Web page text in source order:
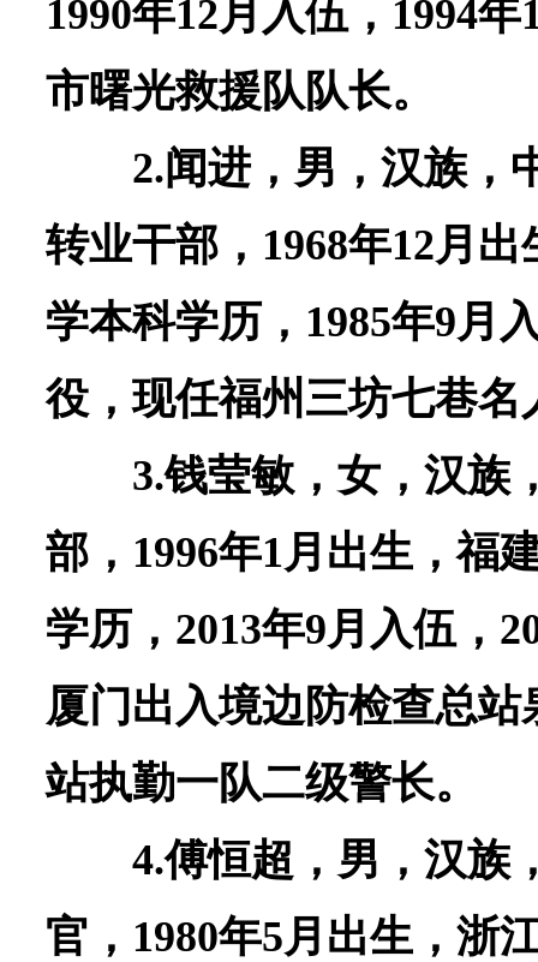
1990年12月入伍，1994
市曙光救援队队长。
2.闻进，男，汉族，
转业干部，1968年12月
学本科学历，1985年9月
役，现任福州三坊七巷
3.钱莹敏，女，汉族
部，1996年1月出生，福
学历，2013年9月入伍，
厦门出入境边防检查总
站执勤一队二级警长。
4.傅恒超，男，汉族
官，1980年5月出生，浙